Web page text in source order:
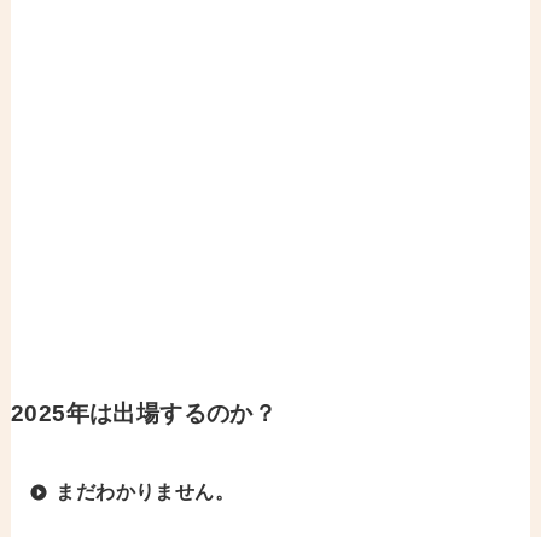
2025年は出場するのか？
まだわかりません。